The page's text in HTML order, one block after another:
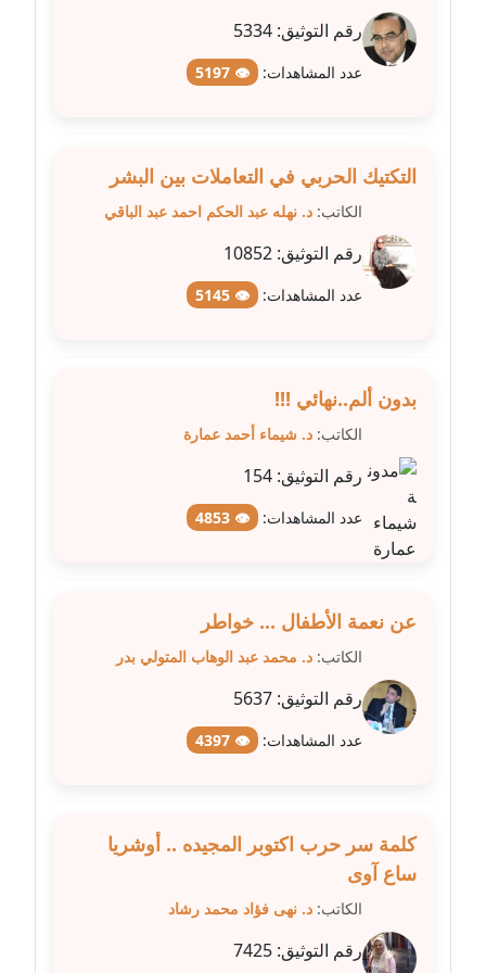
مدونة شيماء مكى
عاملة
مدونة صفاء فوزي
عاملة
مدونة صفية الجيار
مدونة طارق المسيري
عاملة
مدونة طلبة رضوان
مدونة طه عبد الوهاب
عاملة
مدونة عاصم عرابي
عاملة
مدونة عبد الرحمن محمد
مدونة عبد الكريم موسى
رقم التوثيق: 5334
عدد المشاهدات: 👁 5197
التكتيك الحربي في التعاملات بين البشر
الكاتب: د. نهله عبد الحكم احمد عبد الباقي
رقم التوثيق: 10852
عدد المشاهدات: 👁 5145
بدون ألم..نهائي !!!
الكاتب: د. شيماء أحمد عمارة
رقم التوثيق: 154
عدد المشاهدات: 👁 4853
عن نعمة الأطفال ... خواطر
الكاتب: د. محمد عبد الوهاب المتولي بدر
رقم التوثيق: 5637
عدد المشاهدات: 👁 4397
كلمة سر حرب اكتوبر المجيده .. أوشريا
ساع آوى
الكاتب: د. نهى فؤاد محمد رشاد
رقم التوثيق: 7425